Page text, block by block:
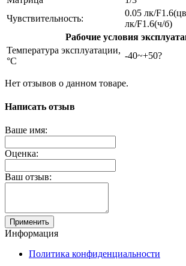
Чувствительность:
0.05 лк/
лк/F1.6(ч/б)
Рабочие условия
Температура эксплуатации,
°C
-40~+50?
Нет отзывов о данном товаре.
Написать отзыв
Ваше имя:
Оценка:
Ваш отзыв:
Применить
Информация
Политика конфиденциальности